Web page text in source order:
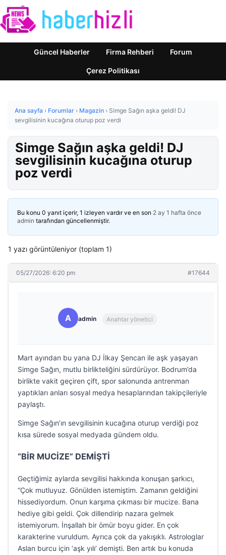
Güncel Haberler Firma Rehberi Forum
Çerez Politikası
Ana sayfa › Forumlar › Magazin › Simge Sağın aşka geldi! DJ
sevgilisinin kucağına oturup poz verdi
Simge Sağın aşka geldi! DJ
sevgilisinin kucağına oturup
poz verdi
Bu konu 0 yanıt içerir, 1 izleyen vardır ve en son 2 ay 1 hafta önce
admin tarafından güncellenmiştir.
1 yazı görüntüleniyor (toplam 1)
05/27/2026: 6:20 pm #17644
A admin Anahtar yönetici
Mart ayından bu yana DJ İlkay Şencan ile aşk yaşayan
Simge Sağın, mutlu birlikteliğini sürdürüyor. Bodrum’da
birlikte vakit geçiren çift, spor salonunda antrenman
yaptıkları anları sosyal medya hesaplarından takipçileriyle
paylaştı.
Simge Sağın’ın sevgilisinin kucağına oturup verdiği poz
kısa sürede sosyal medyada gündem oldu.
“BİR MUCİZE” DEMİŞTİ
Geçtiğimiz aylarda sevgilisi hakkında konuşan şarkıcı,
“Çok mutluyuz. Gönülden istemiştim. Zamanın geldiğini
hissediyordum. Onun karşıma çıkması bir mucize. Bana
hediye gibi geldi. Çok dillendirip nazara gelmek
istemiyorum. İnşallah bir ömür boyu gider. En çok
karakterine vuruldum. Ayrıca çok da yakışıklı. Astrologlar
Aslan burcu için ‘aşk yılı’ demişti. Ben artık bu konuda